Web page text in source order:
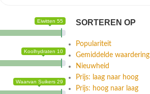
Eiwitten 55
Koolhydraten 10
Waarvan Suikers 29
SORTEREN OP
Populariteit
Gemiddelde waardering
Nieuwheid
Prijs: laag naar hoog
Prijs: hoog naar laag